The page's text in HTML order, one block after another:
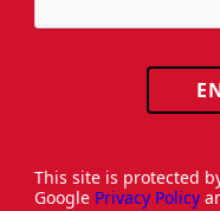
This site is protected
Google Privacy Policy